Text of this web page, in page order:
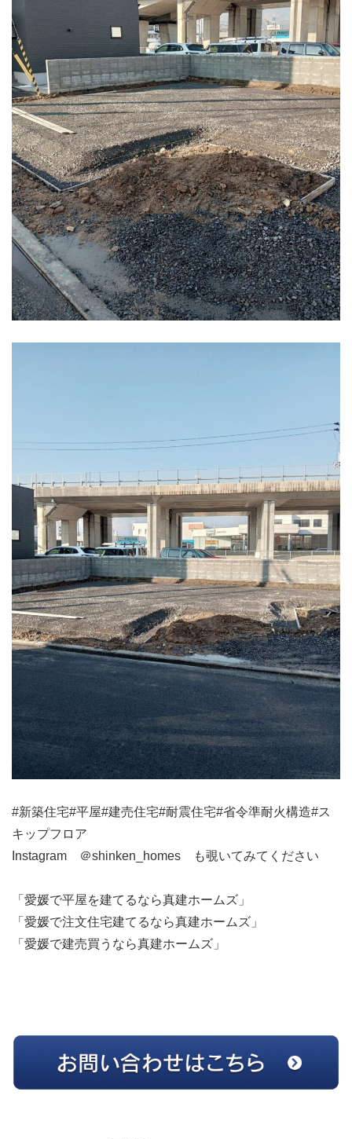
#新築住宅#平屋#建売住宅#耐震住宅#省令準耐火構造#ス
キップフロア
Instagram ＠shinken_homes も覗いてみてください
「愛媛で平屋を建てるなら真建ホームズ」
「愛媛で注文住宅建てるなら真建ホームズ」
「愛媛で建売買うなら真建ホームズ」